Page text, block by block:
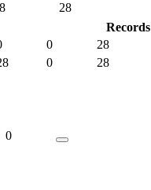
28
Records
0 28
0 28
0